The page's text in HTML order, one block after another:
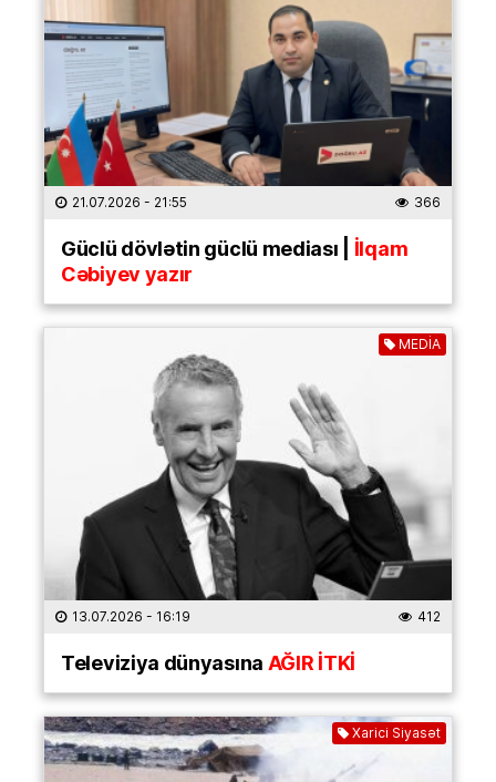
21.07.2026 - 21:55 366
Güclü dövlətin güclü mediası | İlqam
Cəbiyev yazır
MEDİA
13.07.2026 - 16:19 412
Televiziya dünyasınaAĞIR İTKİ
Xarici Siyasət